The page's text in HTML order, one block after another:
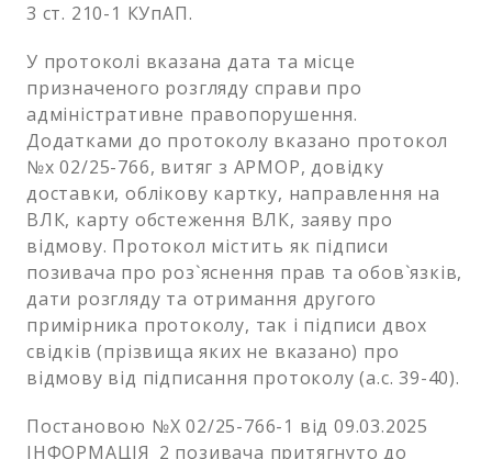
3 ст. 210-1 КУпАП.
У протоколі вказана дата та місце
призначеного розгляду справи про
адміністративне правопорушення.
Додатками до протоколу вказано протокол
№х 02/25-766, витяг з АРМОР, довідку
доставки, облікову картку, направлення на
ВЛК, карту обстеження ВЛК, заяву про
відмову. Протокол містить як підписи
позивача про роз`яснення прав та обов`язків,
дати розгляду та отримання другого
примірника протоколу, так і підписи двох
свідків (прізвища яких не вказано) про
відмову від підписання протоколу (а.с. 39-40).
Постановою №Х 02/25-766-1 від 09.03.2025
ІНФОРМАЦІЯ_2 позивача притягнуто до